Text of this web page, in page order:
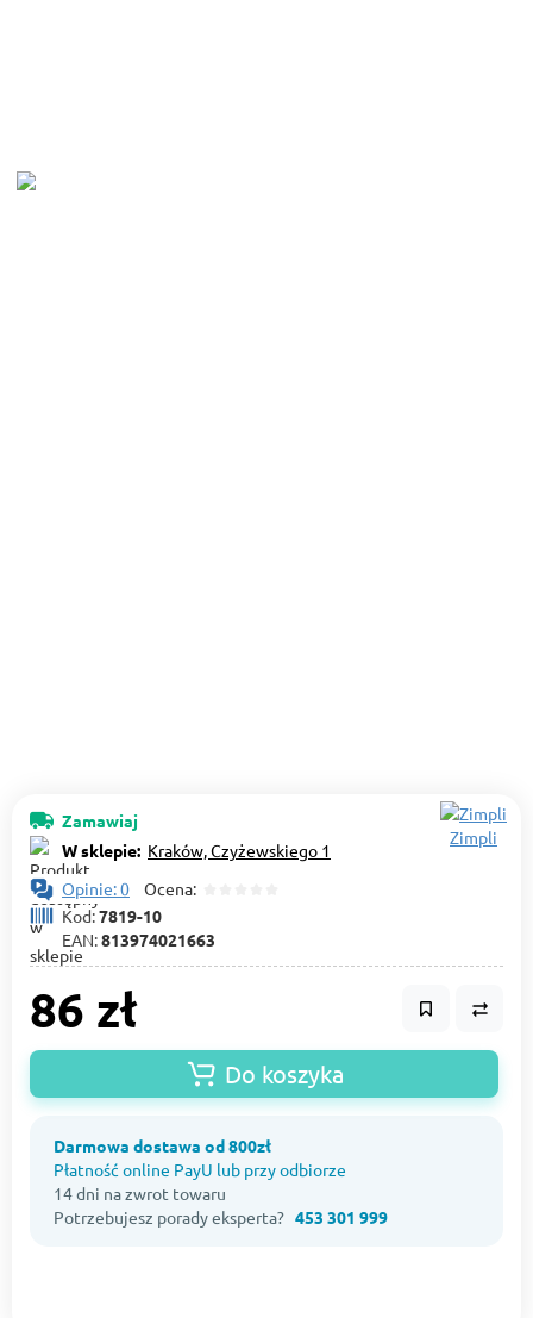
Zamawiaj
W sklepie: Kraków, Czyżewskiego 1
Opinie: 0 Ocena:
Kod:7819-10
EAN:813974021663
Zimpli
86 zł
Do koszyka
Darmowa dostawa od 800zł
Płatność online PayU lub przy odbiorze
14 dni na zwrot towaru
Potrzebujesz porady eksperta? 453 301 999